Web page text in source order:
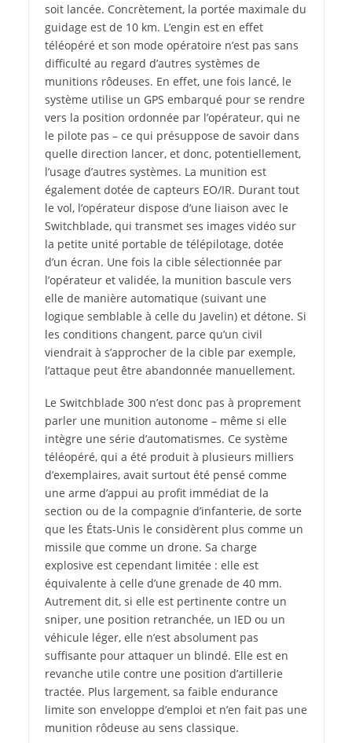
soit lancée. Concrètement, la portée maximale du
guidage est de 10 km. L’engin est en effet
téléopéré et son mode opératoire n’est pas sans
difficulté au regard d’autres systèmes de
munitions rôdeuses. En effet, une fois lancé, le
système utilise un GPS embarqué pour se rendre
vers la position ordonnée par l’opérateur, qui ne
le pilote pas – ce qui présuppose de savoir dans
quelle direction lancer, et donc, potentiellement,
l’usage d’autres systèmes. La munition est
également dotée de capteurs EO/IR. Durant tout
le vol, l’opérateur dispose d’une liaison avec le
Switchblade, qui transmet ses images vidéo sur
la petite unité portable de télépilotage, dotée
d’un écran. Une fois la cible sélectionnée par
l’opérateur et validée, la munition bascule vers
elle de manière automatique (suivant une
logique semblable à celle du Javelin) et détone. Si
les conditions changent, parce qu’un civil
viendrait à s’approcher de la cible par exemple,
l’attaque peut être abandonnée manuellement.
Le Switchblade 300 n’est donc pas à proprement
parler une munition autonome – même si elle
intègre une série d’automatismes. Ce système
téléopéré, qui a été produit à plusieurs milliers
d’exemplaires, avait surtout été pensé comme
une arme d’appui au profit immédiat de la
section ou de la compagnie d’infanterie, de sorte
que les États-Unis le considèrent plus comme un
missile que comme un drone. Sa charge
explosive est cependant limitée : elle est
équivalente à celle d’une grenade de 40 mm.
Autrement dit, si elle est pertinente contre un
sniper, une position retranchée, un IED ou un
véhicule léger, elle n’est absolument pas
suffisante pour attaquer un blindé. Elle est en
revanche utile contre une position d’artillerie
tractée. Plus largement, sa faible endurance
limite son enveloppe d’emploi et n’en fait pas une
munition rôdeuse au sens classique.